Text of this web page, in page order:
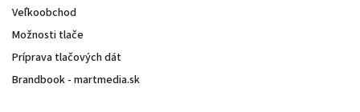
Veľkoobchod
Možnosti tlače
Príprava tlačových dát
Brandbook - martmedia.sk